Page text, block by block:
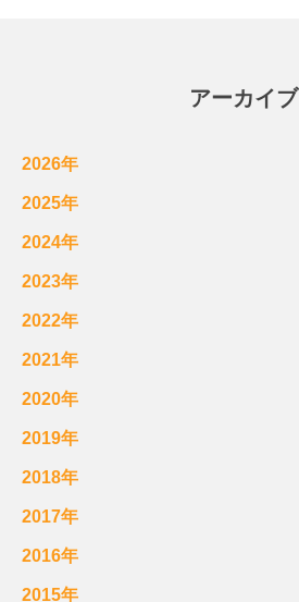
アーカイブ
2026年
2025年
2024年
2023年
2022年
2021年
2020年
2019年
2018年
2017年
2016年
2015年